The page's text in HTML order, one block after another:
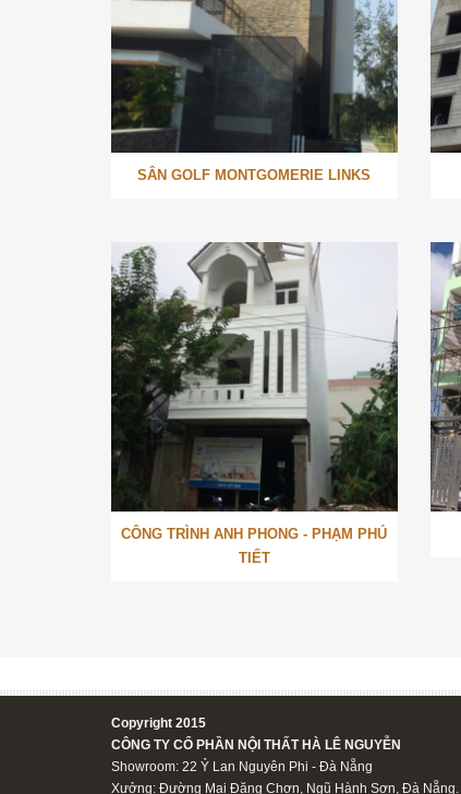
SÂN GOLF MONTGOMERIE LINKS
CÔNG TRÌNH ANH PHONG - PHẠM PHÚ
TIẾT
Copyright 2015
CÔNG TY CỔ PHẦN NỘI THẤT HÀ LÊ NGUYỄN
Showroom: 22 Ỷ Lan Nguyên Phi - Đà Nẵng
Xưởng: Đường Mai Đăng Chơn, Ngũ Hành Sơn, Đà Nẵng.